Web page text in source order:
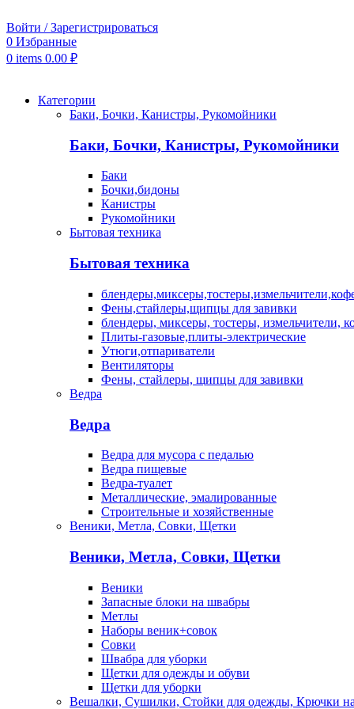
Войти / Зарегистрироваться
0 Избранные
0 items 0.00 ₽
Категории
Баки, Бочки, Канистры, Рукомойники
Баки, Бочки, Канистры, Рукомойники
Баки
Бочки,бидоны
Канистры
Рукомойники
Бытовая техника
Бытовая техника
Фены,стайлеры,щипцы для завивки
блендеры, миксеры, тостеры, измельчители,
Плиты-газовые,плиты-электрические
Утюги,отпариватели
Вентиляторы
Фены, стайлеры, щипцы для завивки
Ведра
Ведра
Ведра для мусора с педалью
Ведра пищевые
Ведра-туалет
Металлические, эмалированные
Строительные и хозяйственные
Веники, Метла, Совки, Щетки
Веники, Метла, Совки, Щетки
Веники
Запасные блоки на швабры
Метлы
Наборы веник+совок
Совки
Швабра для уборки
Щетки для одежды и обуви
Щетки для уборки
Вешалки, Сушилки, Стойки для одежды, Крючки